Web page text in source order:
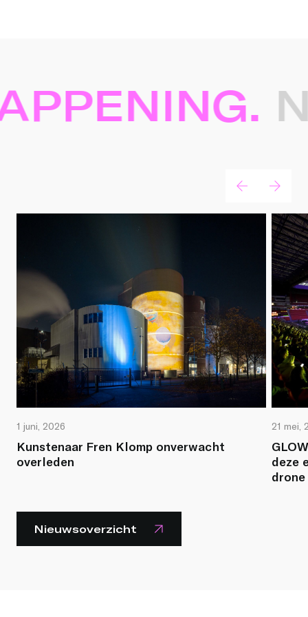
1 juni, 2026
Kunstenaar Fren Klomp onverwacht
overleden
21 mei,
deze
Nieuwsoverzicht